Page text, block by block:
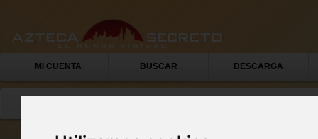
MI CUENTA BUSCAR DESCARGA